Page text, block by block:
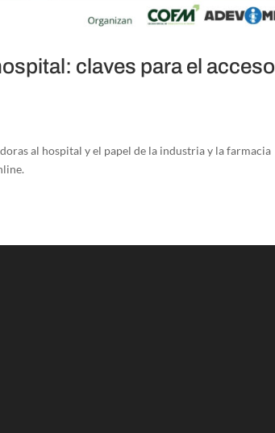
claves para el acceso
al hospital y el papel de la industria y la farmacia